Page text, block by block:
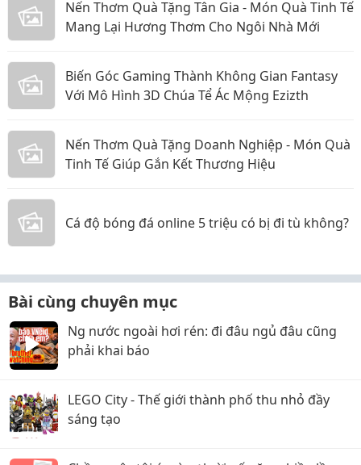
Nến Thơm Quà Tặng Tân Gia - Món Quà Tinh Tế
Mang Lại Hương Thơm Cho Ngôi Nhà Mới
Biến Góc Gaming Thành Không Gian Fantasy
Với Mô Hình 3D Chúa Tể Ác Mộng Ezizth
Nến Thơm Quà Tặng Doanh Nghiệp - Món Quà
Tinh Tế Giúp Gắn Kết Thương Hiệu
Cá độ bóng đá online 5 triệu có bị đi tù không?
Bài cùng chuyên mục
Ng nước ngoài hơi rén: đi đâu ngủ đâu cũng
phải khai báo
LEGO City - Thế giới thành phố thu nhỏ đầy
sáng tạo